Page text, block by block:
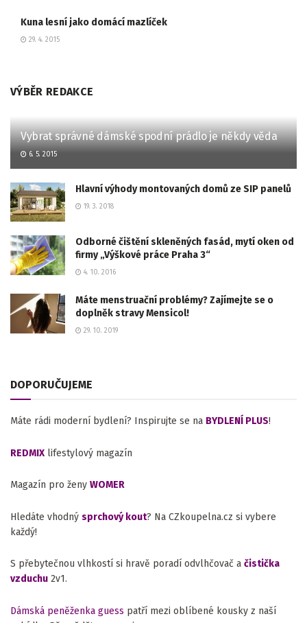
Kuna lesní jako domácí mazlíček
29. 4. 2015
VÝBĚR REDAKCE
Vybrat správné dámské spodní prádlo je někdy věda
6. 5. 2015
Hlavní výhody montovaných domů ze SIP panelů
19. 3. 2018
Odborné čištění skleněných fasád, mytí oken od
firmy „Výškové práce Praha 3“
4. 10. 2016
Máte menstruační problémy? Zajímejte se o
doplněk stravy Mensicol!
29. 10. 2019
DOPORUČUJEME
Máte rádi moderní bydlení? Inspirujte se na BYDLENÍ PLUS!
REDMIX lifestylový magazín
Magazín pro ženy WOMER
Hledáte vhodný sprchový kout? Na CZkoupelna.cz si vybere
každý!
S přebytečnou vlhkostí si hravě poradí odvlhčovač a čistička
vzduchu 2v1.
Dámská peněženka guess patří mezi oblíbené kousky z naší